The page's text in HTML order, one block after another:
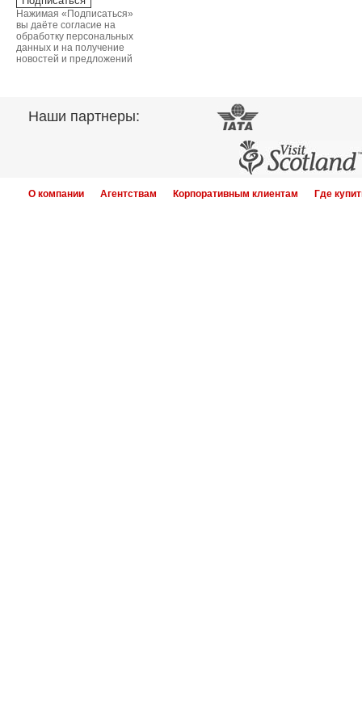
Нажимая «Подписаться»
вы даёте согласие на
обработку персональных
данных и на получение
новостей и предложений
Наши партнеры:
О компании Агентствам Корпоративным клиентам Где